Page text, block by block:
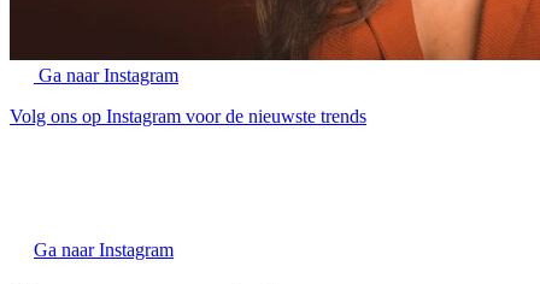
Ga naar Instagram
Volg ons op Instagram voor de nieuwste trends
Ga naar Instagram